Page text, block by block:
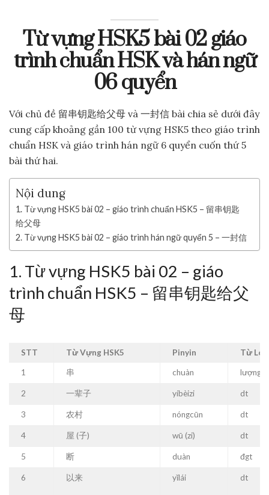
Từ vựng HSK5 bài 02 giáo
trình chuẩn HSK và hán ngữ
06 quyển
Với chủ đề 留串钥匙给父母 và 一封信 bài chia sẻ dưới đây
cung cấp khoảng gần 100 từ vựng HSK5 theo giáo trình
chuẩn HSK và giáo trình hán ngữ 6 quyển cuốn thứ 5
bài thứ hai.
Nội dung
1. Từ vựng HSK5 bài 02 – giáo trình chuẩn HSK5 – 留串钥匙
给父母
2. Từ vựng HSK5 bài 02 – giáo trình hán ngữ quyển 5 – 一封信
1. Từ vựng HSK5 bài 02 – giáo
trình chuẩn HSK5 – 留串钥匙给父
母
STT Từ Vựng HSK5 Pinyin Từ
1 串 chuàn lượng
2 一辈子 yíbèizi dt
3 农村 nóngcūn dt
4 屋 (子) wū (zi) dt
5 断 duàn đgt
6 以来 yǐlái dt